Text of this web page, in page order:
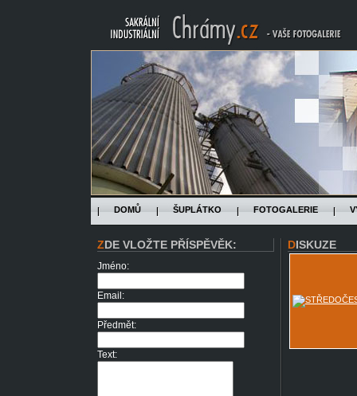
DOMŮ ŠUPLÁTKO FOTOGALERIE
ZDE VLOŽTE PŘÍSPĚVĚK:
Jméno:
Email:
Předmět:
Text:
DISKUZE